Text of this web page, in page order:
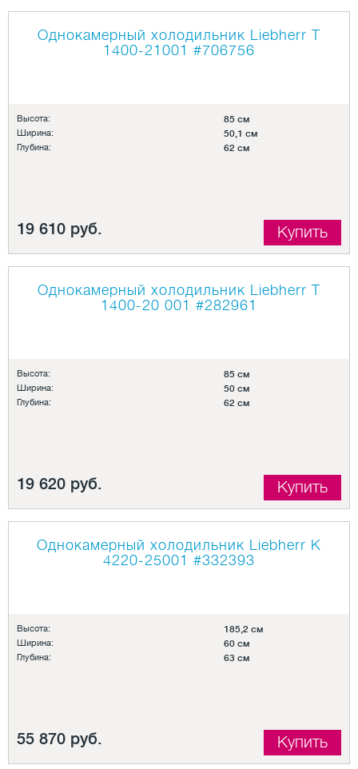
Однокамерный холодильник Liebherr T
1400-21001 #706756
Высота: 85 см
Ширина: 50,1 см
Глубина: 62 см
19 610 руб. Купить
Однокамерный холодильник Liebherr T
1400-20 001 #282961
Высота: 85 см
Ширина: 50 см
Глубина: 62 см
19 620 руб. Купить
Однокамерный холодильник Liebherr K
4220-25001 #332393
Высота: 185,2 см
Ширина: 60 см
Глубина: 63 см
55 870 руб. Купить